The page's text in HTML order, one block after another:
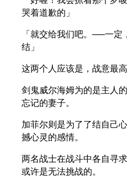
哭着道歉的」
「就交给我们吧。──一定
结」
这两个人应该是，战意最高
剑鬼威尔海姆为的是主人
忘记的妻子。
加菲尔则是为了了结自己
撼心灵的感情。
两名战士在战斗中各自寻
或许是无法挑战的。